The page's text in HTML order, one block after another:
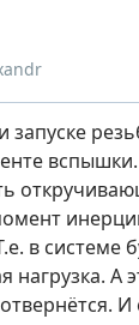
в системе
нагрузка. А